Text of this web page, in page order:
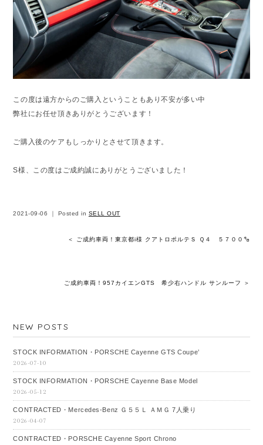
この度は遠方からのご購入ということもあり不安が多い中
弊社にお任せ頂きありがとうございます！
ご購入後のケアもしっかりとさせて頂きます。
S様、この度はご成約誠にありがとうございました！
2021-09-06 ｜ Posted in SELL OUT
＜ ご成約車両！東京都i様 クアトロポルテＳ Ｑ４ ５７００㌔
ご成約車両！957カイエンGTS 希少右ハンドル サンルーフ ＞
NEW POSTS
STOCK INFORMATION・PORSCHE Cayenne GTS Coupe’
2026-07-10
STOCK INFORMATION・PORSCHE Cayenne Base Model
2026-05-12
CONTRACTED・Mercedes‐Benz Ｇ５５Ｌ ＡＭＧ 7人乗り
2026-04-07
CONTRACTED・PORSCHE Cayenne Sport Chrono